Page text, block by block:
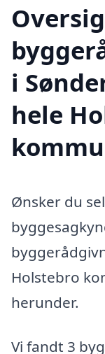
i
hele
Ønsker du
Holstebro
herunder.
Vi fandt 3